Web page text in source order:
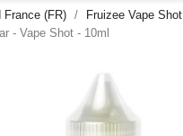
France (FR) Fruizee Vape Shot
- Vape Shot - 10ml